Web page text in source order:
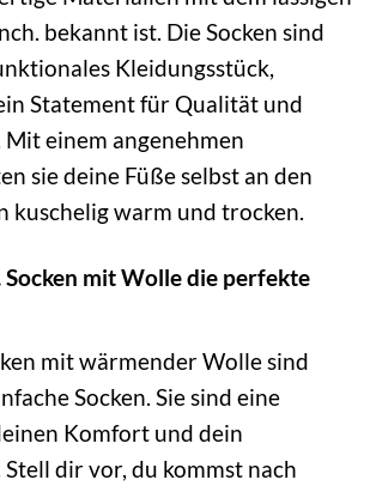
bekannt ist. Die Socken sind
Kleidungsstück,
Statement für Qualität und
einem angenehmen
sie deine Füße selbst an den
kuschelig warm und trocken.
Socken mit Wolle die perfekte
mit wärmender Wolle sind
Socken. Sie sind eine
Komfort und dein
dir vor, du kommst nach